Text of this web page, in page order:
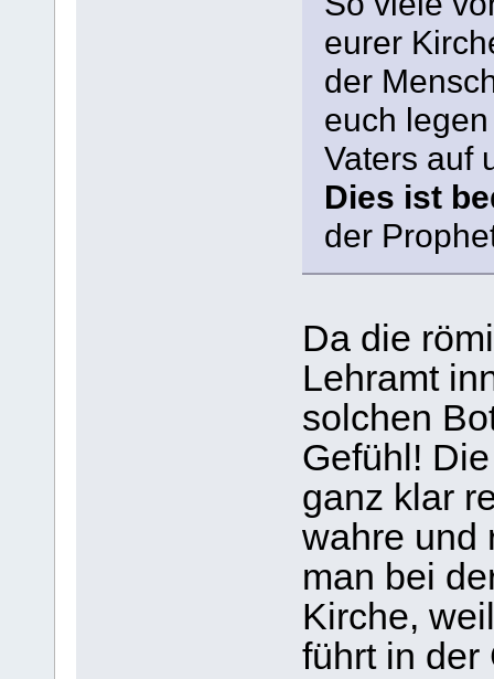
eurer
der
euch
Vaters auf
Dies ist
der
Da die
Lehramt
solchen
Gefühl!
ganz klar
wahre und
man bei
Kirche,
führt in der